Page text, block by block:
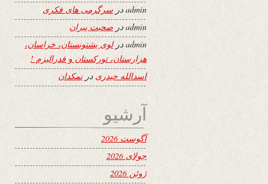
adminدر سرگرمی های فکری
admin در صحبت پیران
adminدرلوی پشتونستان، خراسان،
هزارستان، تورکستان و فدرالیزم !
اسدالله حیدری درنمکدان
آرشیو
آگوست 2026
جولای 2026
ژوئن 2026